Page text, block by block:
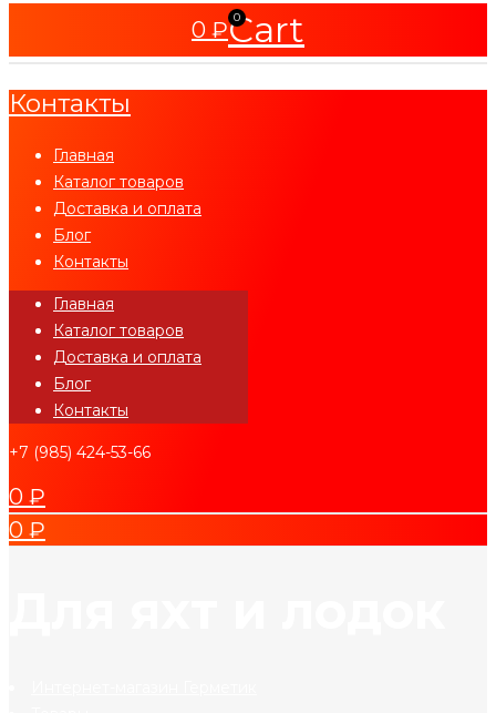
0 ₽ 0
Cart
Контакты
Главная
Каталог товаров
Доставка и оплата
Блог
Контакты
Главная
Каталог товаров
Доставка и оплата
Блог
Контакты
+7 (985) 424-53-66
0 ₽
0 ₽